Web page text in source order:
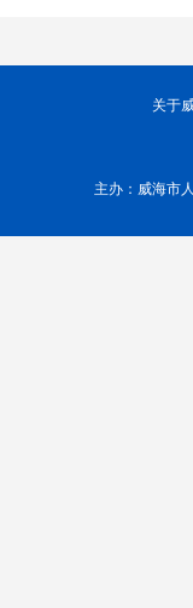
关于
主办：威海市